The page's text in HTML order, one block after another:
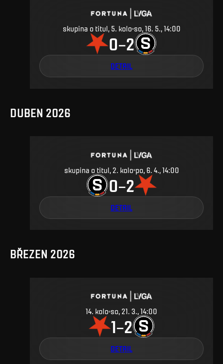
skupina o titul, 5. kolo so, 16. 5., 14:00
0–2
DETAIL
DUBEN 2026
skupina o titul, 2. kolo po, 6. 4., 14:00
0–2
DETAIL
BŘEZEN 2026
14. kolo so, 21. 3., 14:00
1–2
DETAIL